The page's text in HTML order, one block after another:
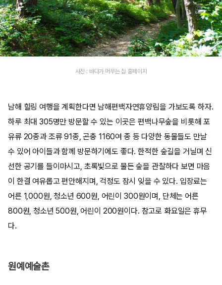
사진 : 바다가 머무는 집 홈페이지
남해 힐링 여행을 계획한다면 남해편백자연휴양림을 가보도록 하자.
하루 최대 305명만 방문할 수 있는 이곳은 편백나무숲을 비롯해 포
유류 20종과 조류 91종, 곤충 1160여 종 등 다양한 동물들도 만날
수 있어 아이들과 함께 방문하기에도 좋다. 한적한 숲길을 거닐며 신
선한 공기를 들이마시고, 초록빛으로 물든 숲을 관찰하다 보면 마음
이 한결 여유롭고 편안해지며, 걱정도 잠시 잊을 수 있다. 입장료는
어른 1,000원, 청소년 600원, 어린이 300원이며, 단체는 어른
800원, 청소년 500원, 어린이 200원이다. 참고로 화요일은 휴무
다.
원예예술촌